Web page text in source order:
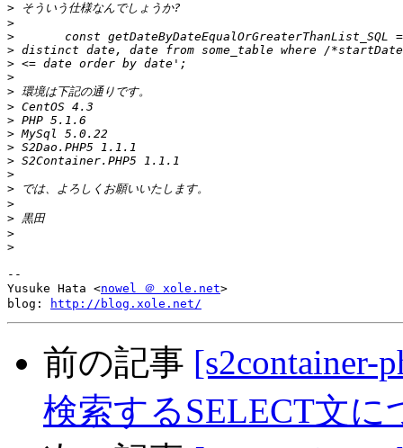
>
>
>
>
>
>
>
>
>
>
>
>
>
>
>
>
>
>
--
Yusuke Hata <nowel ＠ xole.net>
blog:
http://blog.xole.net/
前の記事
検索するSELECT文に